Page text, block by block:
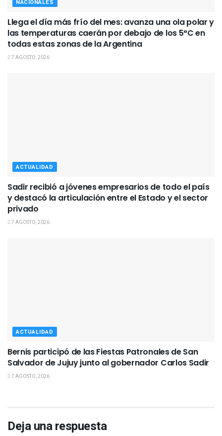
NACIONALES
Llega el día más frío del mes: avanza una ola polar y
las temperaturas caerán por debajo de los 5°C en
todas estas zonas de la Argentina
7 AGOSTO, 2026
ACTUALIDAD
Sadir recibió a jóvenes empresarios de todo el país
y destacó la articulación entre el Estado y el sector
privado
7 AGOSTO, 2026
ACTUALIDAD
Bernis participó de las Fiestas Patronales de San
Salvador de Jujuy junto al gobernador Carlos Sadir
7 AGOSTO, 2026
Deja una respuesta